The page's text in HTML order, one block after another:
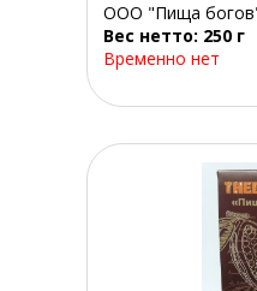
ООО "Пища
Вес нетто: 250 г
Временно нет